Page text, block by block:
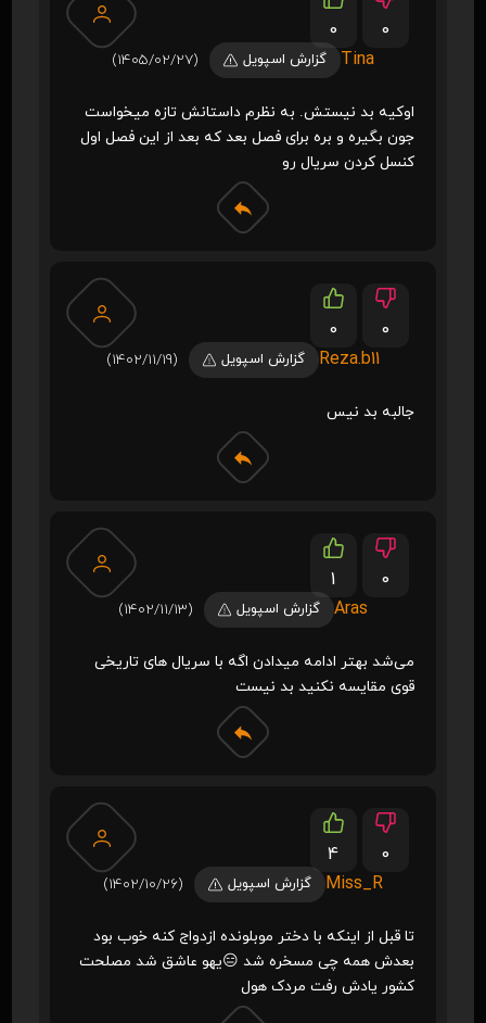
0
0
Tina
گزارش اسپویل (1405/02/27)
اوکیه بد نیستش. به نظرم داستانش تازه میخواست
جون بگیره و بره برای فصل بعد که بعد از این فصل اول
کنسل کردن سریال رو
0
0
Reza.b11
گزارش اسپویل (1402/11/19)
جالبه بد نیس
1
0
Aras
گزارش اسپویل (1402/11/13)
می‌شد بهتر ادامه میدادن اگه با سریال های تاریخی
قوی مقایسه نکنید بد نیست
4
0
Miss_R
گزارش اسپویل (1402/10/26)
تا قبل از اینکه با دختر موبلونده ازدواج کنه خوب بود
بعدش همه چی مسخره شد 😑یهو عاشق شد مصلحت
کشور یادش رفت مردک هول